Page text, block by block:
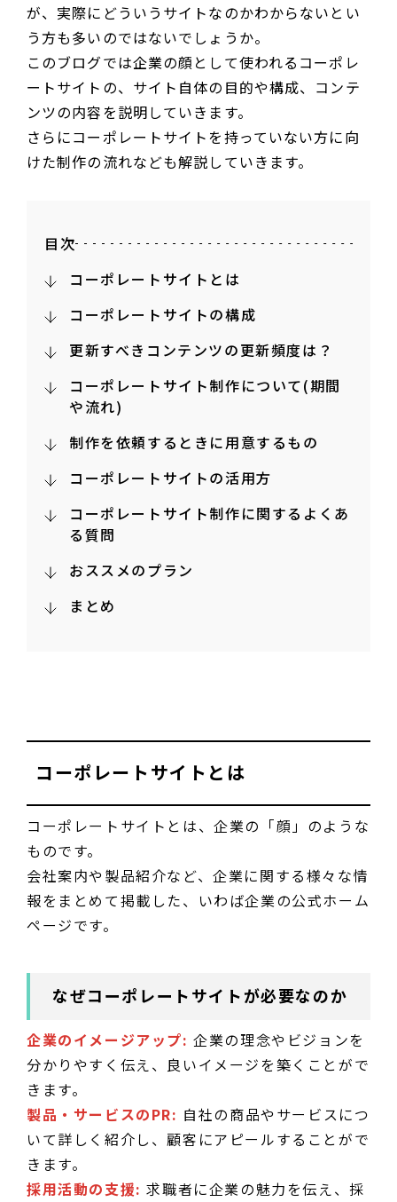
が、実際にどういうサイトなのかわからないとい
う方も多いのではないでしょうか。
このブログでは企業の顔として使われるコーポレ
ートサイトの、サイト自体の目的や構成、コンテ
ンツの内容を説明していきます。
さらにコーポレートサイトを持っていない方に向
けた制作の流れなども解説していきます。
目次
コーポレートサイトとは
コーポレートサイトの構成
更新すべきコンテンツの更新頻度は？
コーポレートサイト制作について(期間
や流れ)
制作を依頼するときに用意するもの
コーポレートサイトの活用方
コーポレートサイト制作に関するよくあ
る質問
おススメのプラン
まとめ
コーポレートサイトとは
コーポレートサイトとは、企業の「顔」のような
ものです。
会社案内や製品紹介など、企業に関する様々な情
報をまとめて掲載した、いわば企業の公式ホーム
ページです。
なぜコーポレートサイトが必要なのか
企業のイメージアップ: 企業の理念やビジョンを
分かりやすく伝え、良いイメージを築くことがで
きます。
製品・サービスのPR: 自社の商品やサービスにつ
いて詳しく紹介し、顧客にアピールすることがで
きます。
採用活動の支援: 求職者に企業の魅力を伝え、採